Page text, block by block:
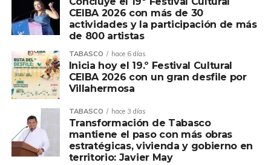
CEIBA 2026 con más de 30
actividades y la participación de más
de 800 artistas
TABASCO hace 6 días
Inicia hoy el 19.º Festival Cultural
CEIBA 2026 con un gran desfile por
Villahermosa
TABASCO hace 3 días
Transformación de Tabasco
mantiene el paso con más obras
estratégicas, vivienda y gobierno en
territorio: Javier May